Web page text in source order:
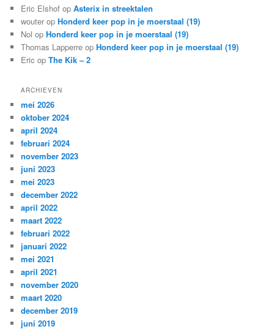
Eric Elshof opAsterix in streektalen
wouter opHonderd keer pop in je moerstaal (19)
Nol opHonderd keer pop in je moerstaal (19)
Thomas Lapperre opHonderd keer pop in je moerstaal (19)
Eric opThe Kik – 2
ARCHIEVEN
mei 2026
oktober 2024
april 2024
februari 2024
november 2023
juni 2023
mei 2023
december 2022
april 2022
maart 2022
februari 2022
januari 2022
mei 2021
april 2021
november 2020
maart 2020
december 2019
juni 2019